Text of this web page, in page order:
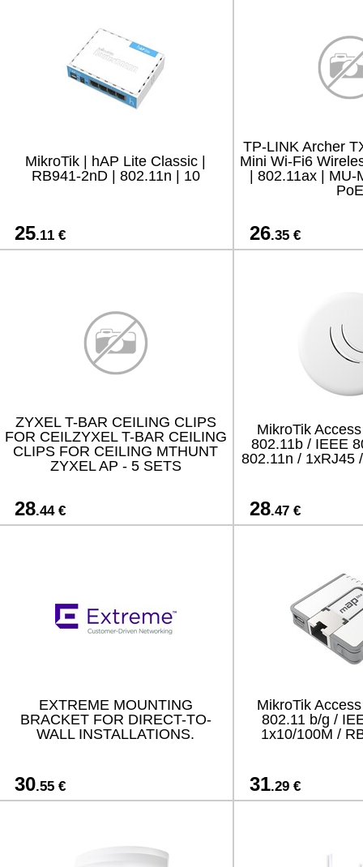
MikroTik | hAP Lite Classic |
RB941-2nD | 802.11n | 10
25.11 €
TP-LINK Archer
Mini Wi-Fi6
| 802.11ax |
PoE
26.35 €
ZYXEL T-BAR CEILING CLIPS
FOR CEILZYXEL T-BAR CEILING
CLIPS FOR CEILING MTHUNT
ZYXEL AP - 5 SETS
28.44 €
MikroTik
802.11b / IEEE
802.11n / 1xRJ45
28.47 €
EXTREME MOUNTING
BRACKET FOR DIRECT-TO-
WALL INSTALLATIONS.
30.55 €
MikroTik
802.11 b/g /
1x10/100M /
31.29 €